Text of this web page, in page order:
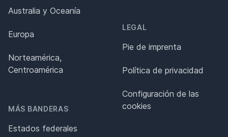
Australia y Oceanía
Europa
Norteamérica,
Centroamérica
MÁS BANDERAS
Estados federales
LEGAL
Pie de imprenta
Política de privacidad
Configuración de las
cookies